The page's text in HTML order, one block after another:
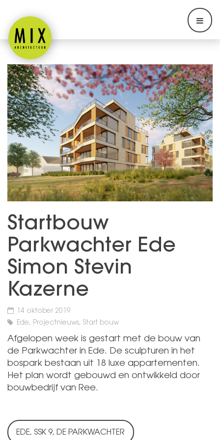
Startbouw
Parkwachter Ede
Simon Stevin
Kazerne
14 oktober 2019
Ede, Projectnieuws, Start bouw
Afgelopen week is gestart met de bouw van
de Parkwachter in Ede. De sculpturen in het
bospark bestaan uit 18 luxe appartementen.
Het plan wordt gebouwd en ontwikkeld door
bouwbedrijf van Ree.
EDE, SSK 9, DE PARKWACHTER